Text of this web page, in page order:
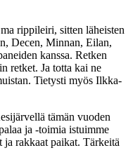
rippileiri, sitten läheisten
Decen, Minnan, Eilan,
kanssa. Retken
retket. Ja totta kai ne
Tietysti myös Ilkka-
tämän vuoden
ja -toimia istuimme
ja rakkaat paikat. Tärkeitä